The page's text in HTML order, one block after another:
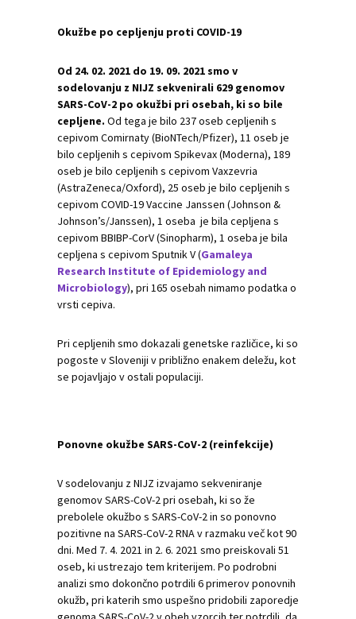
Okužbe po cepljenju proti COVID-19
Od 24. 02. 2021 do 19. 09. 2021 smo v
sodelovanju z NIJZ sekvenirali 629 genomov
SARS-CoV-2 po okužbi pri osebah, ki so bile
cepljene. Od tega je bilo 237 oseb cepljenih s
cepivom Comirnaty (BioNTech/Pfizer), 11 oseb je
bilo cepljenih s cepivom Spikevax (Moderna), 189
oseb je bilo cepljenih s cepivom Vaxzevria
(AstraZeneca/Oxford), 25 oseb je bilo cepljenih s
cepivom COVID-19 Vaccine Janssen (Johnson &
Johnson’s/Janssen), 1 oseba je bila cepljena s
cepivom BBIBP-CorV (Sinopharm), 1 oseba je bila
cepljena s cepivom Sputnik V (Gamaleya
Research Institute of Epidemiology and
Microbiology), pri 165 osebah nimamo podatka o
vrsti cepiva.
Pri cepljenih smo dokazali genetske različice, ki so
pogoste v Sloveniji v približno enakem deležu, kot
se pojavljajo v ostali populaciji.
Ponovne okužbe SARS-CoV-2 (reinfekcije)
V sodelovanju z NIJZ izvajamo sekveniranje
genomov SARS-CoV-2 pri osebah, ki so že
prebolele okužbo s SARS-CoV-2 in so ponovno
pozitivne na SARS-CoV-2 RNA v razmaku več kot 90
dni. Med 7. 4. 2021 in 2. 6. 2021 smo preiskovali 51
oseb, ki ustrezajo tem kriterijem. Po podrobni
analizi smo dokončno potrdili 6 primerov ponovnih
okužb, pri katerih smo uspešno pridobili zaporedje